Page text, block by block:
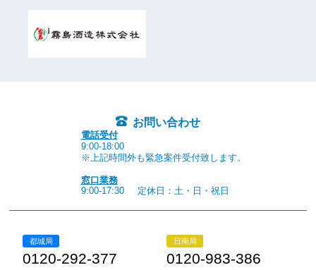
お問い合わせ
電話受付
9:00-18:00
※上記時間外も緊急案件受付致します。
窓口業務
9:00-17:30
定休日：土・日・祝日
都城局
0120-292-377
日南局
0120-983-386